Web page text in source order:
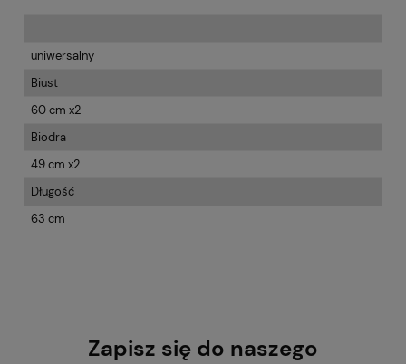
uniwersalny
Biust
60 cm x2
Biodra
49 cm x2
Długość
63 cm
Zapisz się do naszego